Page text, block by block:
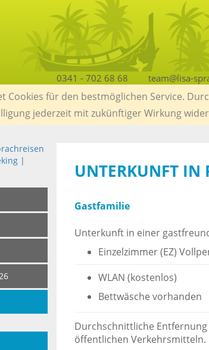
0341 - 702 68 68 team@lisa-
Cookies für den bestmöglichen Service.
jederzeit mit zukünftiger Wirkung
|
UNTERKUNFT IN
Gastfamilie
Unterkunft in einer
Einzelzimmer (EZ)
WLAN (kostenlos)
Bettwäsche vorhanden
Durchschnittliche
öffentlichen Verkehrsmitteln.